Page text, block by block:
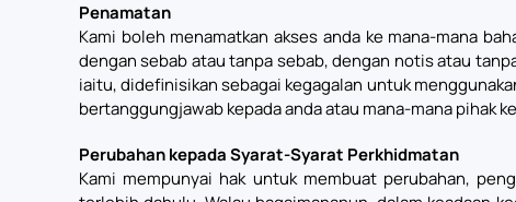
Penamatan
Kami boleh menamatkan akses anda ke mana-mana
dengan sebab atau tanpa sebab, dengan notis atau
iaitu, didefinisikan sebagai kegagalan untuk
bertanggungjawab kepada anda atau mana-mana pihak
Perubahan kepada Syarat-Syarat Perkhidmatan
Kami mempunyai hak untuk membuat perubahan,